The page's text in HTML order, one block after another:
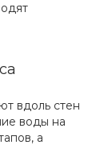
вдоль стен
воды на
а